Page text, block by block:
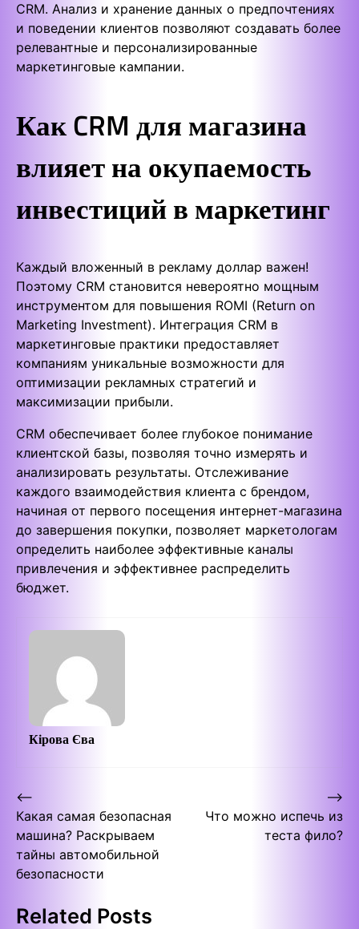
CRM. Анализ и хранение данных о предпочтениях
и поведении клиентов позволяют создавать более
релевантные и персонализированные
маркетинговые кампании.
Как CRM для магазина
влияет на окупаемость
инвестиций в маркетинг
Каждый вложенный в рекламу доллар важен!
Поэтому CRM становится невероятно мощным
инструментом для повышения ROMI (Return on
Marketing Investment). Интеграция CRM в
маркетинговые практики предоставляет
компаниям уникальные возможности для
оптимизации рекламных стратегий и
максимизации прибыли.
CRM обеспечивает более глубокое понимание
клиентской базы, позволяя точно измерять и
анализировать результаты. Отслеживание
каждого взаимодействия клиента с брендом,
начиная от первого посещения интернет-магазина
до завершения покупки, позволяет маркетологам
определить наиболее эффективные каналы
привлечения и эффективнее распределить
бюджет.
Кірова Єва
Post
navigation
⟵
Какая самая безопасная
машина? Раскрываем
тайны автомобильной
безопасности
Что можно испечь из
теста фило?
⟶
Related Posts